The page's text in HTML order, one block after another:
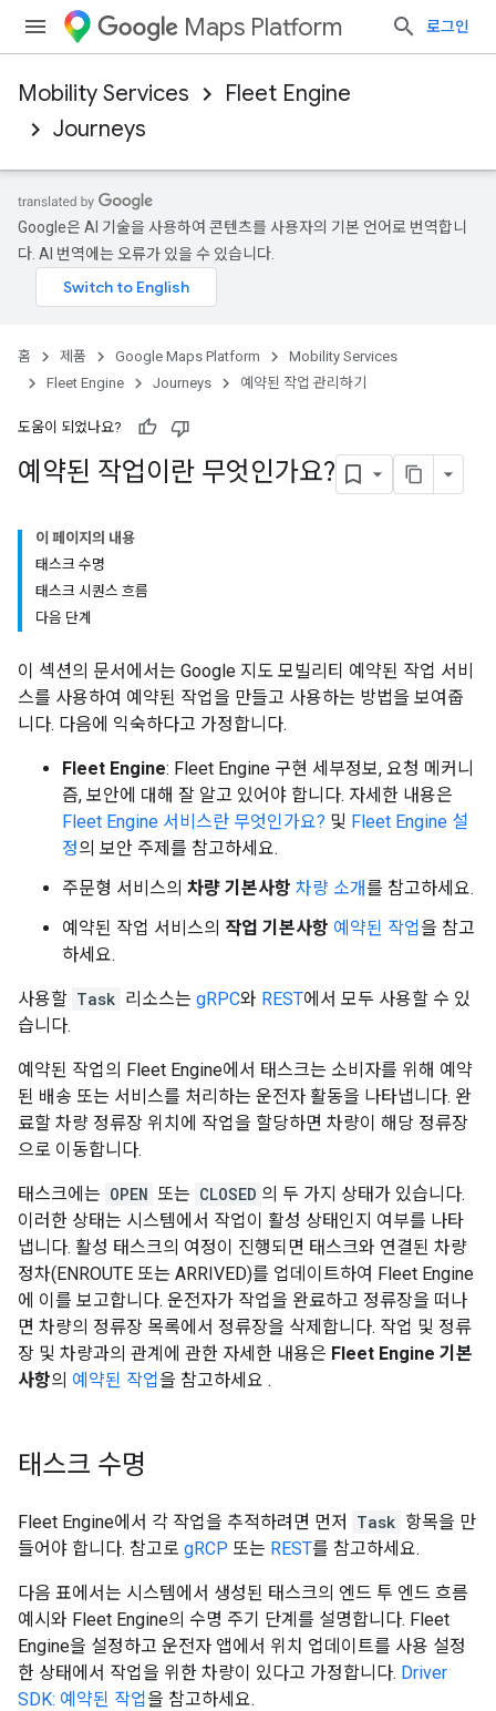
Maps Platform 로그인
Mobility Services
Fleet Engine
Journeys
Google은 AI 기술을 사용하여 콘텐츠를 사용자의 기본 언어로 번역합니
다. AI 번역에는 오류가 있을 수 있습니다.
홈 제품 Google Maps Platform
Mobility Services
Fleet Engine
Journeys 예약된 작업 관리하기
도움이 되었나요?
예약된 작업이란 무엇인가요?
이 페이지의 내용
태스크 수명
태스크 시퀀스 흐름
다음 단계
이 섹션의 문서에서는 Google 지도 모빌리티 예약된 작업 서비
스를 사용하여 예약된 작업을 만들고 사용하는 방법을 보여줍
니다. 다음에 익숙하다고 가정합니다.
Fleet Engine: Fleet Engine 구현 세부정보, 요청 메커니
즘, 보안에 대해 잘 알고 있어야 합니다. 자세한 내용은
Fleet Engine 서비스란 무엇인가요? 및 Fleet Engine 설
정의 보안 주제를 참고하세요.
주문형 서비스의 차량 기본사항 차량 소개를 참고하세요.
예약된 작업 서비스의 작업 기본사항 예약된 작업을 참고
하세요.
사용할 Task 리소스는 gRPC와 REST에서 모두 사용할 수 있
습니다.
예약된 작업의 Fleet Engine에서 태스크는 소비자를 위해 예약
된 배송 또는 서비스를 처리하는 운전자 활동을 나타냅니다. 완
료할 차량 정류장 위치에 작업을 할당하면 차량이 해당 정류장
으로 이동합니다.
태스크에는 OPEN 또는 CLOSED 의 두 가지 상태가 있습니다.
이러한 상태는 시스템에서 작업이 활성 상태인지 여부를 나타
냅니다. 활성 태스크의 여정이 진행되면 태스크와 연결된 차량
정차(ENROUTE 또는 ARRIVED)를 업데이트하여 Fleet Engine
에 이를 보고합니다. 운전자가 작업을 완료하고 정류장을 떠나
면 차량의 정류장 목록에서 정류장을 삭제합니다. 작업 및 정류
장 및 차량과의 관계에 관한 자세한 내용은 Fleet Engine 기본
사항의 예약된 작업을 참고하세요 .
태스크 수명
Fleet Engine에서 각 작업을 추적하려면 먼저 Task 항목을 만
들어야 합니다. 참고로 gRCP 또는 REST를 참고하세요.
다음 표에서는 시스템에서 생성된 태스크의 엔드 투 엔드 흐름
예시와 Fleet Engine의 수명 주기 단계를 설명합니다. Fleet
Engine을 설정하고 운전자 앱에서 위치 업데이트를 사용 설정
한 상태에서 작업을 위한 차량이 있다고 가정합니다. Driver
SDK: 예약된 작업을 참고하세요.